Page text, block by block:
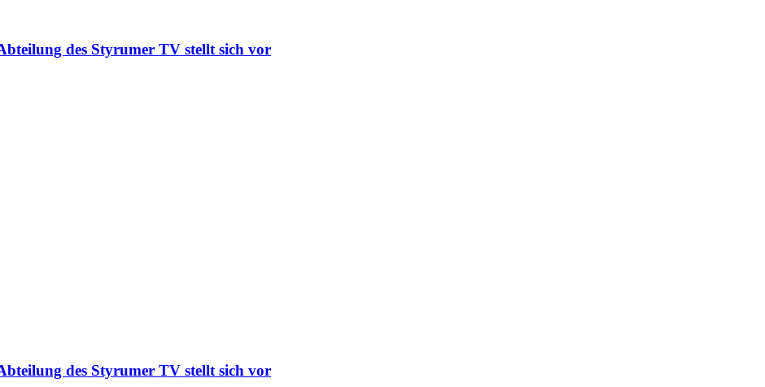
des Styrumer TV stellt sich vor
des Styrumer TV stellt sich vor